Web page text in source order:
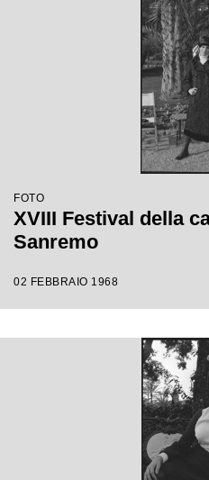
FOTO
XVIII Festival della
Sanremo
02 FEBBRAIO 1968